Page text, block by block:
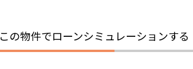
この物件でローンシミュレーションする